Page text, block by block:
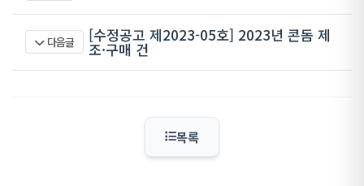
다음글 [수정공고 제2023-05호] 2023년 콘돔 제
조·구매 건
목록